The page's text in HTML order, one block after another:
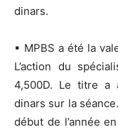
dinars.
▪ MPBS a été la
L’action du
4,500D. Le titre a
dinars sur la
début de l’année